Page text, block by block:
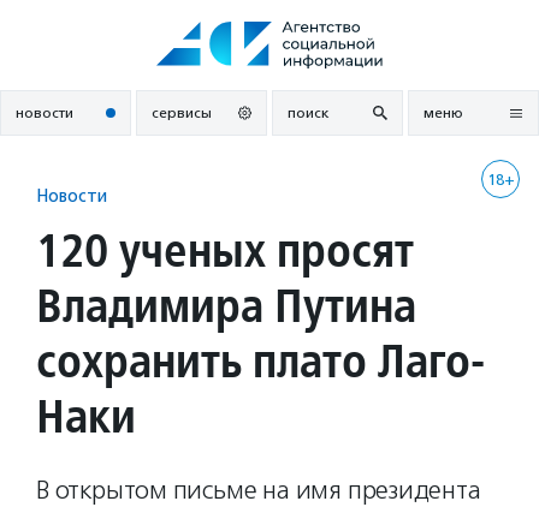
новости сервисы поиск меню
18+
Новости
120 ученых просят
Владимира Путина
сохранить плато Лаго-
Наки
В открытом письме на имя президента